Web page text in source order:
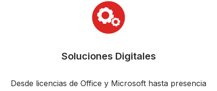
Soluciones Digitales
Desde licencias de Office y Microsoft hasta presencia